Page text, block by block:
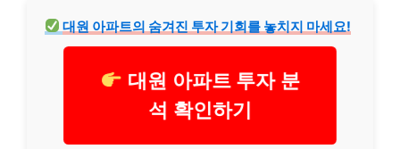
대원 아파트의 숨겨진 투자 기회를 놓치지 마세요!
대원 아파트 투자 분
석 확인하기